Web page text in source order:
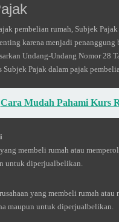
pembelian rumah, Subjek
karena menjadi penanggung
Undang-Undang Nomor 28
Subjek Pajak dalam pajak
Cara Mudah Pahami Kurs
membeli rumah atau
untuk diperjualbelikan.
yang membeli rumah
maupun untuk diperjualbelikan.